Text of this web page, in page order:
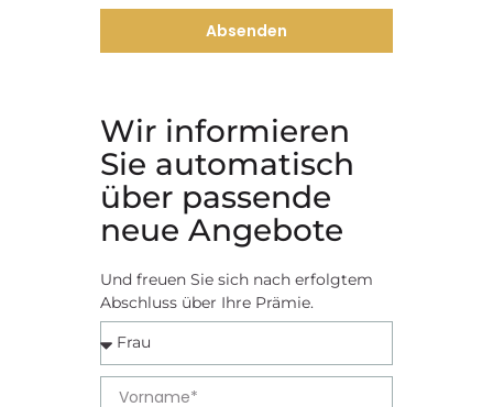
Absenden
Wir informieren
Sie automatisch
über passende
neue Angebote
Und freuen Sie sich nach erfolgtem
Abschluss über Ihre Prämie.